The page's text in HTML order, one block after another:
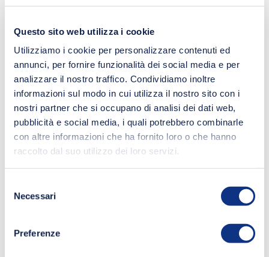
Questo sito web utilizza i cookie
Utilizziamo i cookie per personalizzare contenuti ed
annunci, per fornire funzionalità dei social media e per
analizzare il nostro traffico. Condividiamo inoltre
informazioni sul modo in cui utilizza il nostro sito con i
nostri partner che si occupano di analisi dei dati web,
pubblicità e social media, i quali potrebbero combinarle
con altre informazioni che ha fornito loro o che hanno
raccolto dal suo utilizzo dei loro servizi.
delNecessari
Preferenze